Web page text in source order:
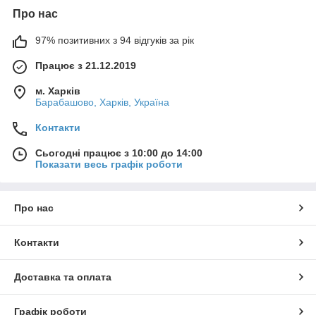
Про нас
97% позитивних з 94 відгуків за рік
Працює з 21.12.2019
м. Харків
Барабашово, Харків, Україна
Контакти
Сьогодні працює з 10:00 до 14:00
Показати весь графік роботи
Про нас
Контакти
Доставка та оплата
Графік роботи